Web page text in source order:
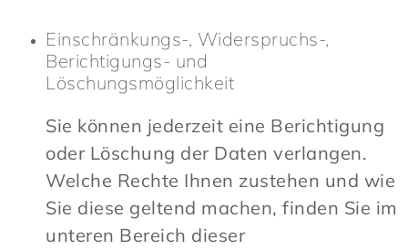
Einschränkungs-, Widerspruchs-,
Berichtigungs- und
Löschungsmöglichkeit
Sie können jederzeit eine Berichtigung
oder Löschung der Daten verlangen.
Welche Rechte Ihnen zustehen und wie
Sie diese geltend machen, finden Sie im
unteren Bereich dieser